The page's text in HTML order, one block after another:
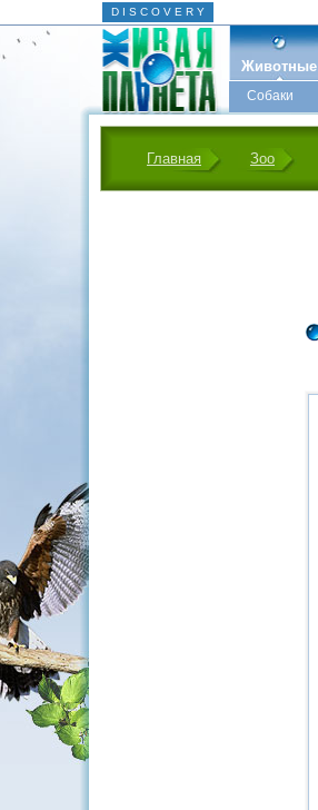
D I S C O V E R Y
Животные
Собаки
Главная Зоо